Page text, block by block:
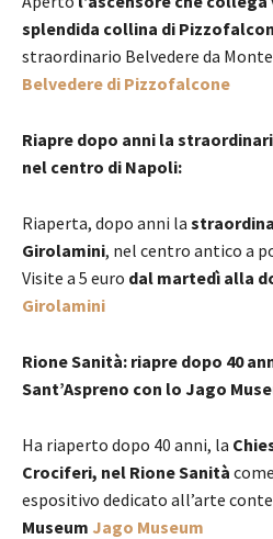
splendida collina di
straordinario Belvedere da
Belvedere di Pizzofalcone
Riapre dopo anni la
nel centro di Napoli:
Riaperta, dopo anni la
Girolamini, nel centro antico a
Visite a 5 euro dal martedì alla
Girolamini
Rione Sanità: riapre dopo 40
Sant’Aspreno con lo Jago
Ha riaperto dopo 40 anni, la
Crociferi, nel Rione Sanità
espositivo dedicato all’arte
Museum Jago Museum